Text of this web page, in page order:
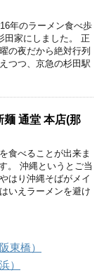
年のラーメン食べ歩
田家にしました。 正
の夜だから絶対行列
つつ、京急の杉田駅
麺 通堂 本店(那
食べることが出来ま
。 沖縄というとご当
はり沖縄そばがメイ
いえラーメンを避け
東橋）
）